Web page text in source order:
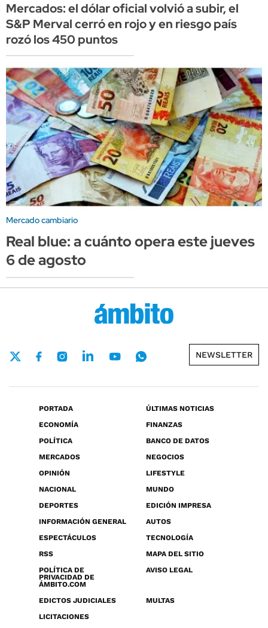
Mercados: el dólar oficial volvió a subir, el
S&P Merval cerró en rojo y en riesgo país
rozó los 450 puntos
Mercado cambiario
Real blue: a cuánto opera este jueves
6 de agosto
NEWSLETTER
PORTADA
ÚLTIMAS NOTICIAS
ECONOMÍA
FINANZAS
POLÍTICA
BANCO DE DATOS
MERCADOS
NEGOCIOS
OPINIÓN
LIFESTYLE
NACIONAL
MUNDO
DEPORTES
EDICIÓN IMPRESA
INFORMACIÓN GENERAL
AUTOS
ESPECTÁCULOS
TECNOLOGÍA
RSS
MAPA DEL SITIO
POLÍTICA DE
PRIVACIDAD DE
ÁMBITO.COM
AVISO LEGAL
EDICTOS JUDICIALES
MULTAS
LICITACIONES